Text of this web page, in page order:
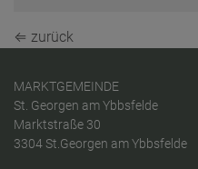
⇐ zurück
MARKTGEMEINDE
St. Georgen am Ybbsfelde
Marktstraße 30
3304 St.Georgen am Ybbsfelde